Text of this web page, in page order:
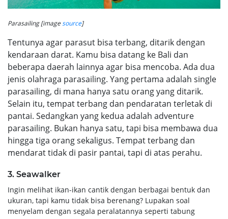
Parasailing [imagesource]
Tentunya agar parasut bisa terbang, ditarik dengan
kendaraan darat. Kamu bisa datang ke Bali dan
beberapa daerah lainnya agar bisa mencoba. Ada dua
jenis olahraga parasailing. Yang pertama adalah single
parasailing, di mana hanya satu orang yang ditarik.
Selain itu, tempat terbang dan pendaratan terletak di
pantai. Sedangkan yang kedua adalah adventure
parasailing. Bukan hanya satu, tapi bisa membawa dua
hingga tiga orang sekaligus. Tempat terbang dan
mendarat tidak di pasir pantai, tapi di atas perahu.
3. Seawalker
Ingin melihat ikan-ikan cantik dengan berbagai bentuk dan
ukuran, tapi kamu tidak bisa berenang? Lupakan soal
menyelam dengan segala peralatannya seperti tabung